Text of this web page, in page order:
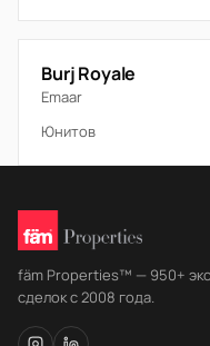
Burj Royale
Emaar
Юнитов
fäm Properties™ — 950+
сделок с 2008 года.